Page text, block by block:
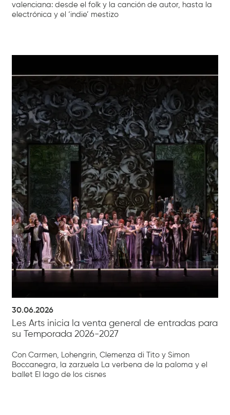
valenciana: desde el folk y la canción de autor, hasta la
electrónica y el ‘indie’ mestizo
30.06.2026
Les Arts inicia la venta general de entradas para
su Temporada 2026-2027
Con Carmen, Lohengrin, Clemenza di Tito y Simon
Boccanegra, la zarzuela La verbena de la paloma y el
ballet El lago de los cisnes